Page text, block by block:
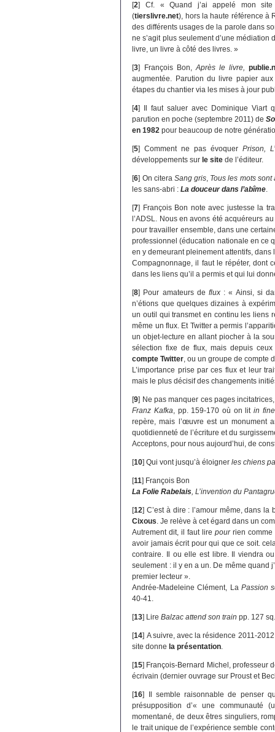
[2] Cf. « Quand j’ai appelé mon
(tierslivre.net), hors la haute référence à
des différents usages de la parole dans
ne s’agit plus seulement d’une
livre, un livre à côté des livres. »
[3] François Bon,Après le livre,
augmentée. Parution du livre papier
étapes du chantier via les mises à jour
[4]
Il faut saluer avec Dominique Viart
parution en poche (septembre 2011) de
en 1982 pour beaucoup de notre
[5]Comment ne pas évoquerPrison,
développements sur le site de l’éditeur.
[6] On citera Sang gris, Tous les mots sont
les sans-abri :La douceur dans l’abîme.
[7] François Bon note avec justesse la
l’ADSL. Nous en avons été acquéreurs
pour travailler ensemble, dans une
professionnel (éducation nationale en ce
en y demeurant pleinement attentifs, dans
Compagnonnage, il faut le répéter, dont
dans les liens qu’il a permis et qui lui
[8] Pour amateurs de flux: « Ainsi, si
n’étions que quelques dizaines à
un outil qui transmet en continu les liens
même un flux. Et Twitter a permis
un objet-lecture en allant piocher à la
sélection fixe de flux, mais depuis
compte Twitter, ou un groupe de compte
L’importance prise par ces flux et leur
mais le plus décisif des changements
[9] Ne pas manquer ces pages
Franz Kafka, pp. 159-170 où on litin
repère, mais l’œuvre est un monument
quotidienneté de l’écriture et du
Acceptons, pour nous aujourd’hui, de
[10]Qui vont jusqu’à éloignerles chiens
[11] François Bon
La Folie Rabelais, L’invention du
[12]C’est à dire : l’amour même, dans
Cixous. Je relève à cet égard dans un
Autrement dit, il faut lire pourrien comme
avoir jamais écrit pour qui que ce soit.
contraire. Il ou elle est libre. Il viendra
seulement : il y en a un. De même quand
premier lecteur ».
Andrée-Madeleine Clément, La Passion
40-41.
[13] LireBalzac attend son train pp. 127
[14] A suivre, avec la résidence 2011-
site donne la présentation.
[15] François-Bernard Michel, professeur
écrivain (dernier ouvrage sur Proust et
[16]
Il semble raisonnable de penser
présupposition d’« une communauté
momentané, de deux êtres singuliers,
le trait unique de l’expérience semble